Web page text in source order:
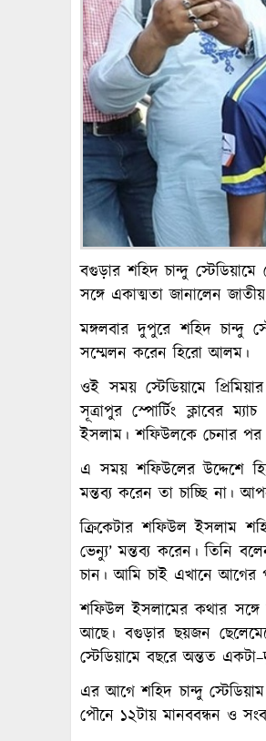
বগুড়ার শহিদ চান্দু
সঙ্গে একাত্মতা জানালেন
মঙ্গলবার দুপুরে শহিদ চান্দু
সম্মেলন করেন হিরো আলম।
ওই সময় স্টেডিয়ামে
সূত্রাপুর স্পোর্টিং ক্লাবের
ইসলাম। শফিউলকে চেনার
এ সময় শফিউলের উদ্দেশে
মন্তব্য করেন তা চাচ্ছি না।
ক্রিকেটার শফিউল ইসলাম
ভেন্যু’ মন্তব্য করেন। তিনি
চান। আমি চাই এখানে আগের
শফিউল ইসলামের কথার
আছে। বগুড়ার ছয়জন
স্টেডিয়ামে বছরে অন্তত
এর আগে শহিদ চান্দু
পৌনে ১২টায় মানববন্ধন ও